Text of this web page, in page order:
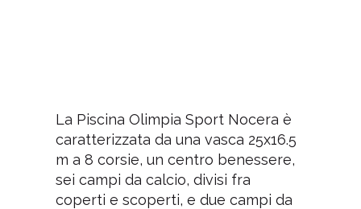
La Piscina Olimpia Sport Nocera è
caratterizzata da una vasca 25x16.5
m a 8 corsie, un centro benessere,
sei campi da calcio, divisi fra
coperti e scoperti, e due campi da